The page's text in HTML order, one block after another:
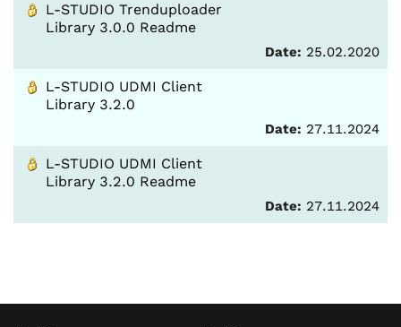
L-STUDIO Trenduploader
Library 3.0.0 Readme
Date: 25.02.2020
L-STUDIO UDMI Client
Library 3.2.0
Date: 27.11.2024
L-STUDIO UDMI Client
Library 3.2.0 Readme
Date: 27.11.2024